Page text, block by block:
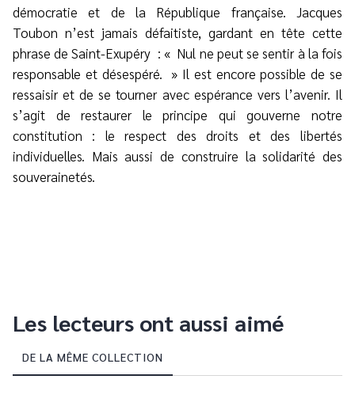
démocratie et de la République française. Jacques
Toubon n’est jamais défaitiste, gardant en tête cette
phrase de Saint-Exupéry : « Nul ne peut se sentir à la fois
responsable et désespéré. » Il est encore possible de se
ressaisir et de se tourner avec espérance vers l’avenir. Il
s’agit de restaurer le principe qui gouverne notre
constitution : le respect des droits et des libertés
individuelles. Mais aussi de construire la solidarité des
souverainetés.
Les lecteurs ont aussi aimé
DE LA MÊME COLLECTION